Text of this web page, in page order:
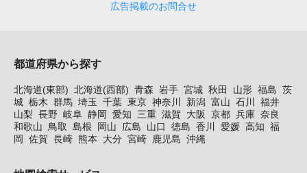
広告掲載のお問合せ
都道府県から探す
北海道(東部) 北海道(西部) 青森 岩手 宮城 秋田 山形 福島 茨
城 栃木 群馬 埼玉 千葉 東京 神奈川 新潟 富山 石川
福井
山梨 長野 岐阜 静岡 愛知 三重 滋賀 大阪 京都 兵庫 奈良
和歌山
鳥取 島根 岡山 広島 山口 徳島 香川 愛媛 高知 福
岡
佐賀 長崎 熊本 大分 宮崎 鹿児島 沖縄